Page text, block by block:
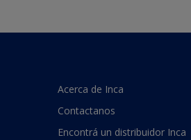
Acerca de Inca
Contactanos
Encontrá un distribuidor Inca